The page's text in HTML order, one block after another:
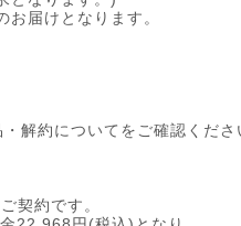
届けとなります。
解約についてをご確認くださ
契約です。